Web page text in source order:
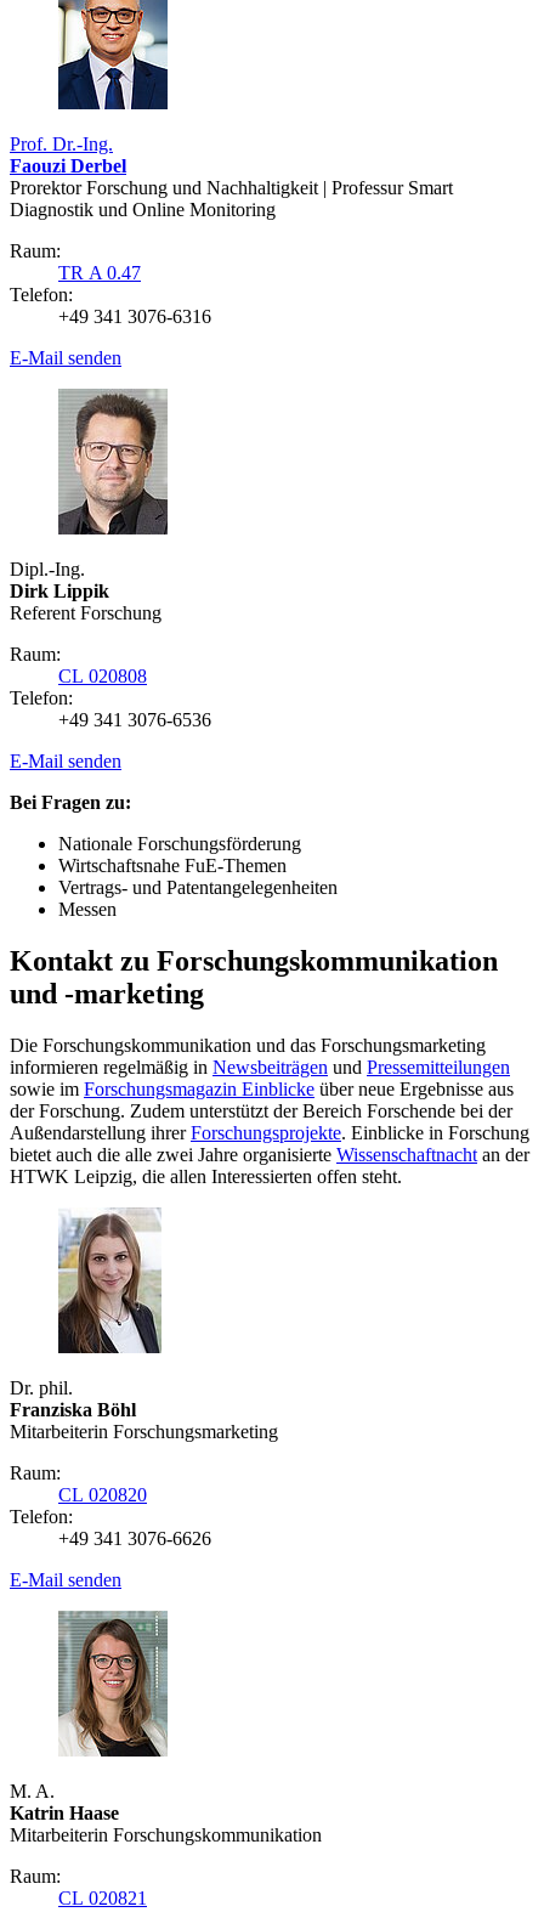
Prof. Dr.-Ing.
Faouzi Derbel
Prorektor Forschung und Nachhaltigkeit | Professur Smart
Diagnostik und Online Monitoring
Raum:
TR A 0.47
Telefon:
+49 341 3076-6316
E-Mail senden
Dipl.-Ing.
Dirk Lippik
Referent Forschung
Raum:
CL 020808
Telefon:
+49 341 3076-6536
E-Mail senden
Bei Fragen zu:
Nationale Forschungsförderung
Wirtschaftsnahe FuE-Themen
Vertrags- und Patentangelegenheiten
Messen
Kontakt zu Forschungskommunikation
und -marketing
Die Forschungskommunikation und das Forschungsmarketing
informieren regelmäßig in Newsbeiträgen und Pressemitteilungen
sowie im Forschungsmagazin Einblicke über neue Ergebnisse aus
der Forschung. Zudem unterstützt der Bereich Forschende bei der
Außendarstellung ihrerForschungsprojekte. Einblicke in Forschung
bietet auch die alle zwei Jahre organisierte Wissenschaftnacht an der
HTWK Leipzig, die allen Interessierten offen steht.
Dr. phil.
Franziska Böhl
Mitarbeiterin Forschungsmarketing
Raum:
CL 020820
Telefon:
+49 341 3076-6626
E-Mail senden
M. A.
Katrin Haase
Mitarbeiterin Forschungs­kommunikation
Raum:
CL 020821